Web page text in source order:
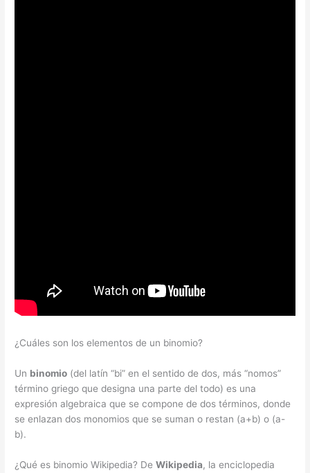
¿Cuáles son los elementos de un binomio?
Un binomio (del latín “bi” en el sentido de dos, más “nomos”
término griego que designa una parte del todo) es una
expresión algebraica que se compone de dos términos, donde
se enlazan dos monomios que se suman o restan (a+b) o (a-
b).
¿Qué es binomio Wikipedia? DeWikipedia, la enciclopedia